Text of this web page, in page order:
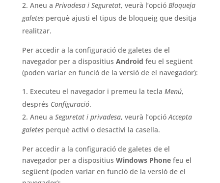
Aneu a Privadesa i Seguretat, veurà l’opció Bloqueja
galetesperquè ajusti el tipus de bloqueig que desitja
realitzar.
Per accedir a la configuració de galetes de el
navegador per a dispositius Android feu el següent
(poden variar en funció de la versió de el navegador):
Executeu el navegador i premeu la tecla Menú,
després Configuració.
Aneu a Seguretat i privadesa, veurà l’opcióAccepta
galetesperquè activi o desactivi la casella.
Per accedir a la configuració de galetes de el
navegador per a dispositius Windows Phonefeu el
següent (poden variar en funció de la versió de el